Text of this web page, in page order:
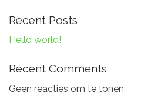
Recent Posts
Hello world!
Recent Comments
Geen reacties om te tonen.